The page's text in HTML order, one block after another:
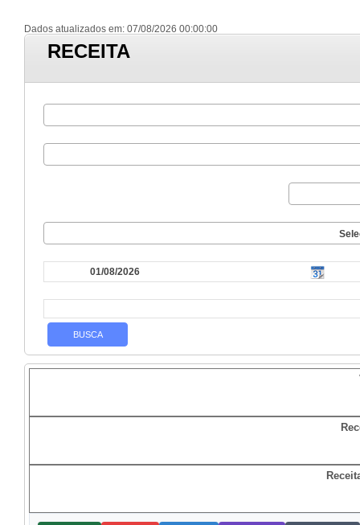
Dados atualizados em: 07/08/2026 00:00:00
RECEITA